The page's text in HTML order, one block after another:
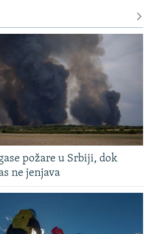
požare u Srbiji, dok
ne jenjava